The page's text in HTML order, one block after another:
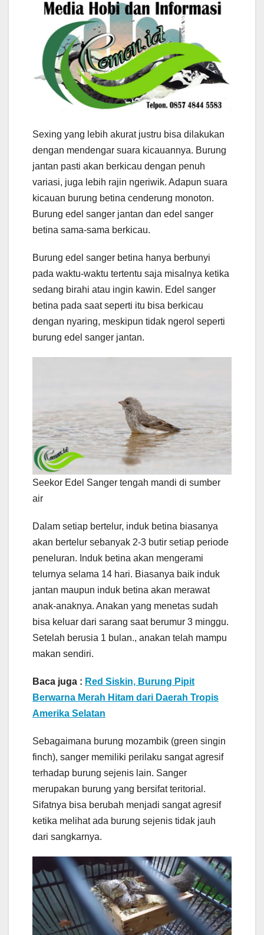
Sexing yang lebih akurat justru bisa dilakukan
dengan mendengar suara kicauannya. Burung
jantan pasti akan berkicau dengan penuh
variasi, juga lebih rajin ngeriwik. Adapun suara
kicauan burung betina cenderung monoton.
Burung edel sanger jantan dan edel sanger
betina sama-sama berkicau.
Burung edel sanger betina hanya berbunyi
pada waktu-waktu tertentu saja misalnya ketika
sedang birahi atau ingin kawin. Edel sanger
betina pada saat seperti itu bisa berkicau
dengan nyaring, meskipun tidak ngerol seperti
burung edel sanger jantan.
Seekor Edel Sanger tengah mandi di sumber
air
Dalam setiap bertelur, induk betina biasanya
akan bertelur sebanyak 2-3 butir setiap periode
peneluran. Induk betina akan mengerami
telurnya selama 14 hari. Biasanya baik induk
jantan maupun induk betina akan merawat
anak-anaknya. Anakan yang menetas sudah
bisa keluar dari sarang saat berumur 3 minggu.
Setelah berusia 1 bulan., anakan telah mampu
makan sendiri.
Baca juga : Red Siskin, Burung Pipit
Berwarna Merah Hitam dari Daerah Tropis
Amerika Selatan
Sebagaimana burung mozambik (green singin
finch), sanger memiliki perilaku sangat agresif
terhadap burung sejenis lain. Sanger
merupakan burung yang bersifat teritorial.
Sifatnya bisa berubah menjadi sangat agresif
ketika melihat ada burung sejenis tidak jauh
dari sangkarnya.